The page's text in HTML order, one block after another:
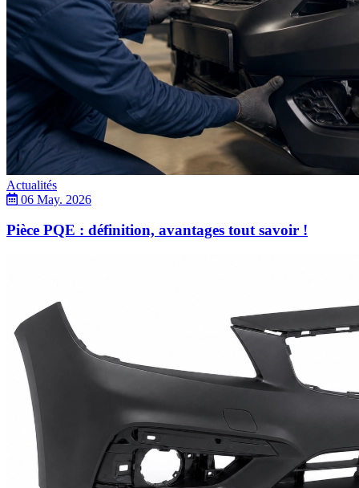
Actualités
06 May. 2026
Pièce PQE : définition, avantages tout savoir !